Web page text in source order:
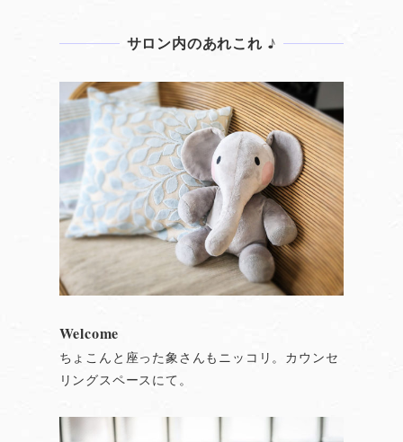
サロン内のあれこれ ♪
Welcome
ちょこんと座った象さんもニッコリ。カウンセ
リングスペースにて。